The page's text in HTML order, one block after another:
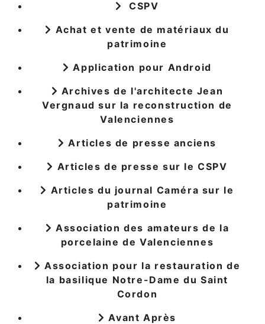
CSPV
Achat et vente de matériaux du
patrimoine
Application pour Android
Archives de l'architecte Jean
Vergnaud sur la reconstruction de
Valenciennes
Articles de presse anciens
Articles de presse sur le CSPV
Articles du journal Caméra sur le
patrimoine
Association des amateurs de la
porcelaine de Valenciennes
Association pour la restauration de
la basilique Notre-Dame du Saint
Cordon
Avant Après